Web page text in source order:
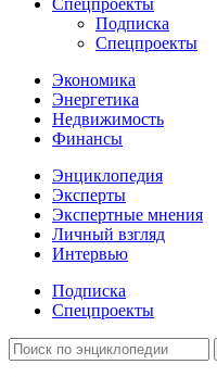
Спецпроекты
Подписка
Спецпроекты
Экономика
Энергетика
Недвижимость
Финансы
Энциклопедия
Эксперты
Экспертные мнения
Личный взгляд
Интервью
Подписка
Спецпроекты